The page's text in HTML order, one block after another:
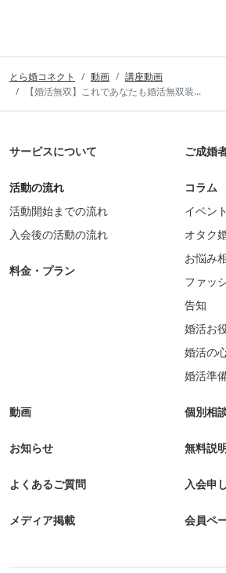
とら婚コネクト 動画
講座動画
【婚活無双】これであなたも婚活無双装...
サービスについて
活動の流れ
活動開始までの流れ
入会後の活動の流れ
料金・プラン
ご成婚
コラム
イベン
オタク
お悩み
ファッ
告知
婚活お
婚活の
婚活準
動画
お知らせ
よくあるご質問
メディア掲載
個別相
無料説
入会申
会員ペ